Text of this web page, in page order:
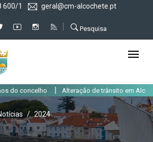
600/1 geral@cm-alcochete.pt
Pesquisa
concelho | Alteração de trânsito em
2024